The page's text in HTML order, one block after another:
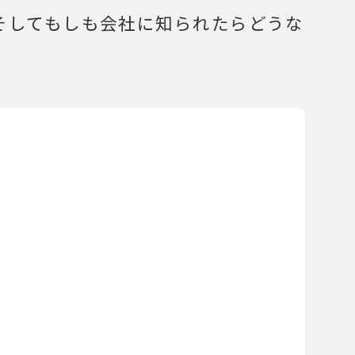
てもしも会社に知られたらどうな